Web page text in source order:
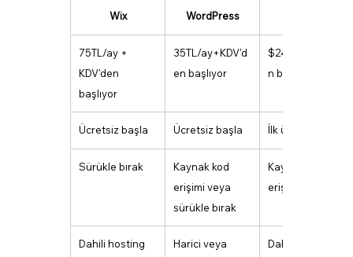
Wix WordPress
75TL/ay +
KDV'den
başlıyor
35TL/ay+KDV'd
en başlıyor
$24/ay+KDV'de
n başlıyor.-
Ücretsiz başla Ücretsiz başla İlk üç ay $1'dan
Sürükle bırak
Kaynak kod
erişimi veya
sürükle bırak
Kaynak kod
erişimi
Dahili hosting Harici veya Dahili hosting